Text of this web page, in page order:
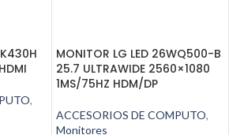
,
MONITOR LG LED 26WQ500-B
25.7 ULTRAWIDE 2560×1080
1MS/75HZ HDM/DP
ACCESORIOS DE COMPUTO,
Monitores